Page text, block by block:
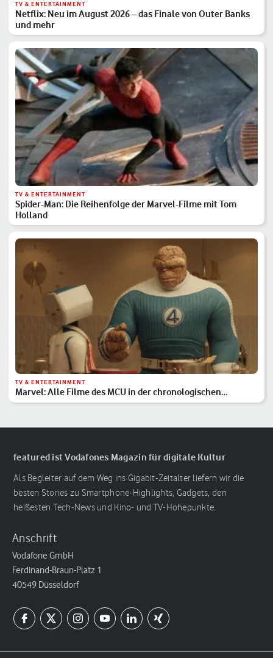
TV & ENTERTAINMENT
Netflix: Neu im August 2026 – das Finale von Outer Banks
und mehr
TV & ENTERTAINMENT
Spider-Man: Die Reihenfolge der Marvel-Filme mit Tom
Holland
TV & ENTERTAINMENT
Marvel: Alle Filme des MCU in der chronologischen
Reihenfolge
featured ist Vodafones Magazin für digitale Kultur
Als Begleiter auf dem Weg ins Gigabit-Zeitalter liefern wir die
besten Stories zu Smartphone-Highlights, Gadgets, den
heißesten Tech-News und Kino- und TV-Höhepunkte.
Anschrift
Vodafone GmbH
Ferdinand-Braun-Platz 1
40549 Düsseldorf